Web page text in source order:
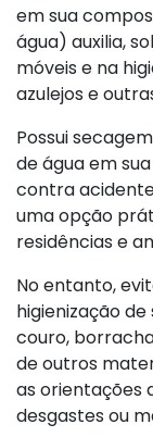
em sua
água) auxilia,
móveis e na
azulejos e
Possui
de água em
contra
uma opção
residências e
No entanto,
higienização
couro,
de outros
as orientações
desgastes ou